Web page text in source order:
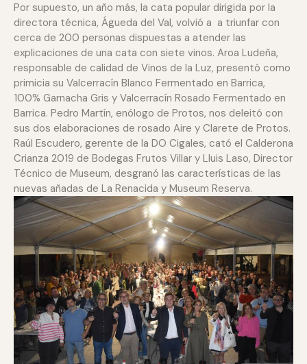
Por supuesto, un año más, la cata popular dirigida por la
directora técnica, Águeda del Val, volvió a a triunfar con
cerca de 200 personas dispuestas a atender las
explicaciones de una cata con siete vinos. Aroa Ludeña,
responsable de calidad de Vinos de la Luz, presentó como
primicia su Valcerracín Blanco Fermentado en Barrica,
100% Garnacha Gris y Valcerracín Rosado Fermentado en
Barrica. Pedro Martín, enólogo de Protos, nos deleitó con
sus dos elaboraciones de rosado Aire y Clarete de Protos.
Raúl Escudero, gerente de la DO Cigales, cató el Calderona
Crianza 2019 de Bodegas Frutos Villar y Lluis Laso, Director
Técnico de Museum, desgranó las características de las
nuevas añadas de La Renacida y Museum Reserva.